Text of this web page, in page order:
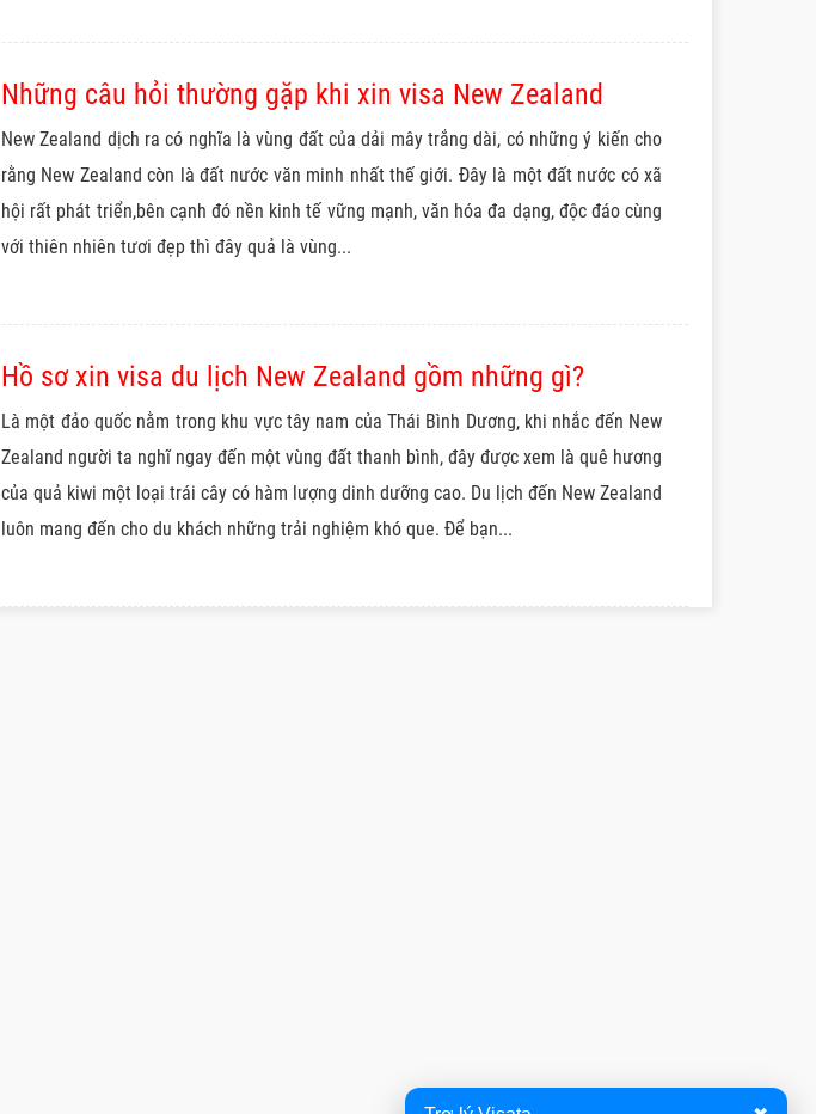
Những câu hỏi thường gặp khi xin visa New Zealand
New Zealand dịch ra có nghĩa là vùng đất của dải mây trắng dài, có những ý kiến cho
rằng New Zealand còn là đất nước văn minh nhất thế giới. Đây là một đất nước có xã
hội rất phát triển,bên cạnh đó nền kinh tế vững mạnh, văn hóa đa dạng, độc đáo cùng
với thiên nhiên tươi đẹp thì đây quả là vùng...
Hồ sơ xin visa du lịch New Zealand gồm những gì?
Là một đảo quốc nằm trong khu vực tây nam của Thái Bình Dương, khi nhắc đến New
Zealand người ta nghĩ ngay đến một vùng đất thanh bình, đây được xem là quê hương
của quả kiwi một loại trái cây có hàm lượng dinh dưỡng cao. Du lịch đến New Zealand
luôn mang đến cho du khách những trải nghiệm khó que. Để bạn...